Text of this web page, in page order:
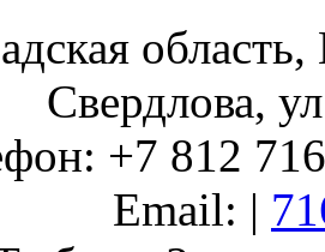
Свердлова,
+7 812
Email: |